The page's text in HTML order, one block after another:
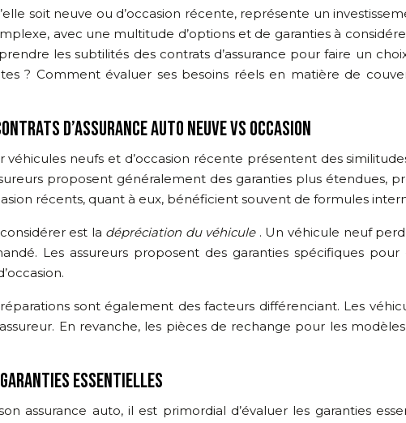
soit neuve ou d’occasion récente, représente un
avec une multitude d’options et de garanties à
les subtilités des contrats d’assurance pour faire un
? Comment évaluer ses besoins réels en matière de
D’ASSURANCE AUTO NEUVE VS OCCASION
véhicules neufs et d’occasion récente présentent des
proposent généralement des garanties plus étendues,
récents, quant à eux, bénéficient souvent de formules
est la dépréciation du véhicule . Un véhicule neuf
Les assureurs proposent des garanties spécifiques
sont également des facteurs différenciant. Les
En revanche, les pièces de rechange pour les
ESSENTIELLES
assurance auto, il est primordial d’évaluer les garanties